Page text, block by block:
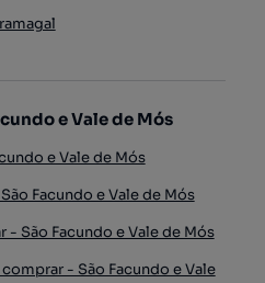
e Vale de Mós
e Vale de Mós
Facundo e Vale de Mós
São Facundo e Vale de Mós
- São Facundo e Vale